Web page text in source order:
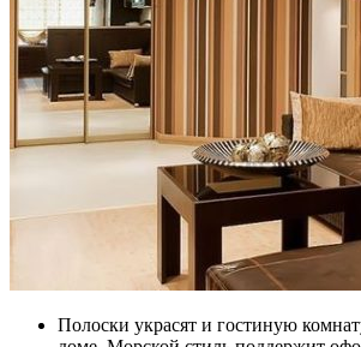
Полоски украсят и гостиную